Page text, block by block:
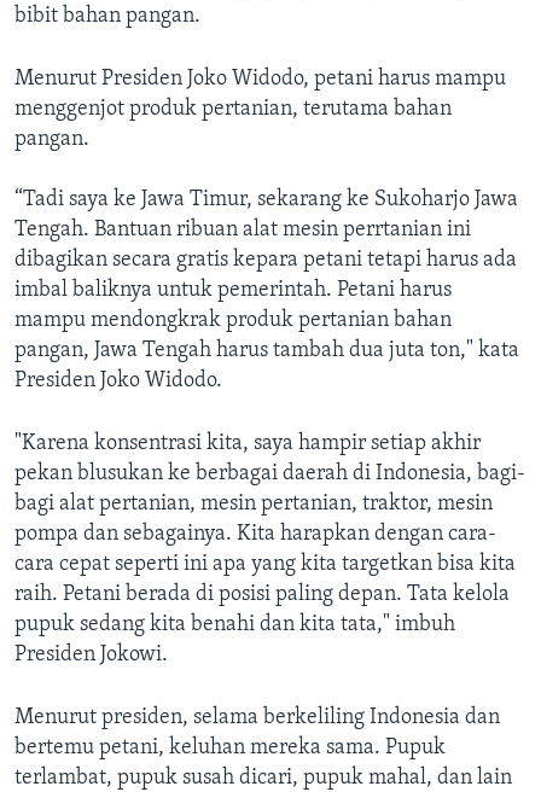
bibit bahan pangan.
Menurut Presiden Joko Widodo, petani harus mampu
menggenjot produk pertanian, terutama bahan
pangan.
“Tadi saya ke Jawa Timur, sekarang ke Sukoharjo Jawa
Tengah. Bantuan ribuan alat mesin perrtanian ini
dibagikan secara gratis kepara petani tetapi harus ada
imbal baliknya untuk pemerintah. Petani harus
mampu mendongkrak produk pertanian bahan
pangan, Jawa Tengah harus tambah dua juta ton," kata
Presiden Joko Widodo.
"Karena konsentrasi kita, saya hampir setiap akhir
pekan blusukan ke berbagai daerah di Indonesia, bagi-
bagi alat pertanian, mesin pertanian, traktor, mesin
pompa dan sebagainya. Kita harapkan dengan cara-
cara cepat seperti ini apa yang kita targetkan bisa kita
raih. Petani berada di posisi paling depan. Tata kelola
pupuk sedang kita benahi dan kita tata," imbuh
Presiden Jokowi.
Menurut presiden, selama berkeliling Indonesia dan
bertemu petani, keluhan mereka sama. Pupuk
terlambat, pupuk susah dicari, pupuk mahal, dan lain